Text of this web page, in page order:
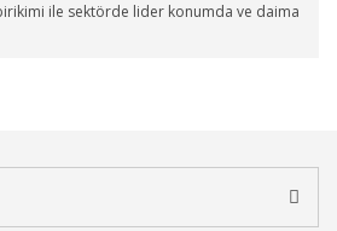
ile sektörde lider konumda ve daima